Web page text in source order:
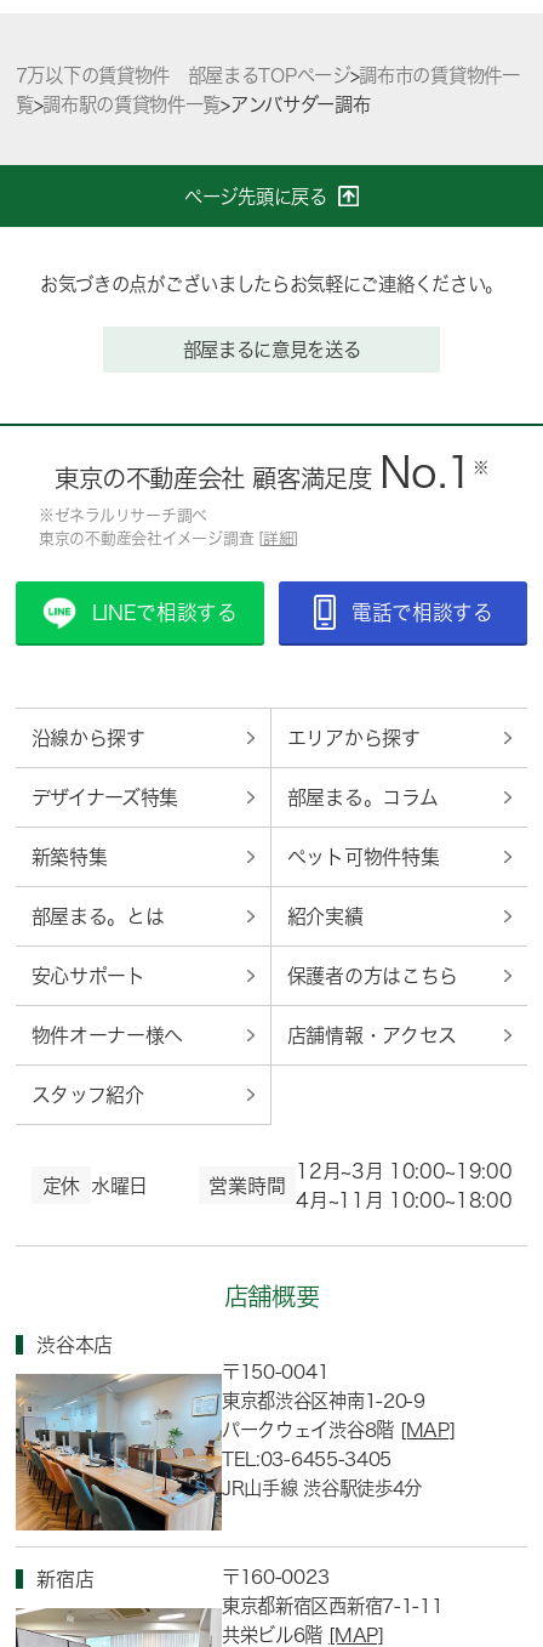
7万以下の賃貸物件 部屋まるTOPページ>調布市の賃貸物件一
覧>調布駅の賃貸物件一覧>アンバサダー調布
ページ先頭に戻る
お気づきの点がございましたらお気軽にご連絡ください。
部屋まるに意見を送る
東京の不動産会社 顧客満足度 No.1 ※
※ゼネラルリサーチ調べ
東京の不動産会社イメージ調査 [ 詳細
LINEで相談する 電話で相談する
沿線から探す エリアから探す
デザイナーズ特集 部屋まる。コラム
新築特集 ペット可物件特集
部屋まる。とは 紹介実績
安心サポート 保護者の方はこちら
物件オーナー様へ 店舗情報・アクセス
スタッフ紹介
定休 水曜日 営業時間
12月~3月 10:00~19:00
4月~11月 10:00~18:00
店舗概要
渋谷本店
〒150-0041
東京都渋谷区神南1-20-9
パークウェイ渋谷8階 [MAP]
TEL:03-6455-3405
JR山手線 渋谷駅徒歩4分
新宿店
〒160-0023
東京都新宿区西新宿7-1-11
共栄ビル6階 [MAP]